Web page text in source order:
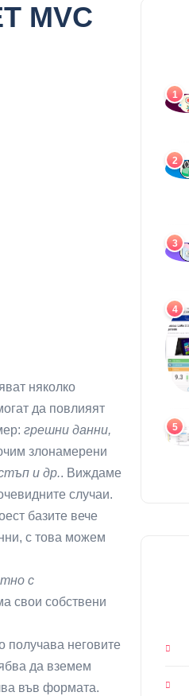
MVC
няколко
да повлияят
грешни данни,
злонамерени
и др.. Виждаме
случаи.
базите вече
с това можем
с
свои собствени
получава неговите
да вземем
във формата.
1
2
3
4
5